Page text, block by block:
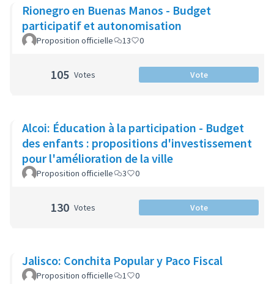
Rionegro en Buenas Manos - Budget
participatif et autonomisation
Proposition officielle 13 0
105 Votes Vote
Alcoi: Éducation à la participation - Budget
des enfants : propositions d'investissement
pour l'amélioration de la ville
Proposition officielle 3 0
130 Votes Vote
Jalisco: Conchita Popular y Paco Fiscal
Proposition officielle 1 0